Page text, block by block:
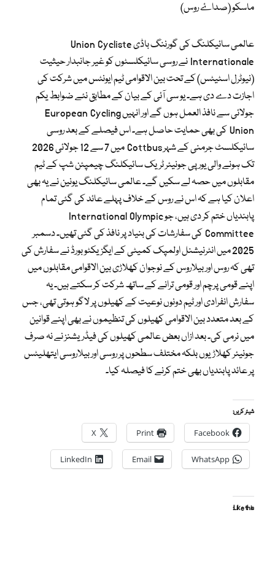
ماسکو (صداۓ روس)
عالمی سائیکلنگ کی گورننگ باڈی Union Cycliste
Internationale نے روسی سائیکلسٹوں کو غیر جانبدار حیثیت
(نیوٹرل اسٹیٹس) کے تحت بین الاقوامی ٹیم ایونٹس میں شرکت کی
اجازت دے دی ہے۔ یو سی آئی کے بیان کے مطابق نئے ضوابط یکم
جولائی سے نافذ العمل ہوں گے اور انہیں European Cycling
Union کی بھی حمایت حاصل ہے۔ اس فیصلے کے بعد روسی
سائیکلسٹ جرمنی کے شہر Cottbus میں 7 سے 12 جولائی 2026
تک ہونے والی یورپی جونیئر ٹریک سائیکلنگ چیمپئن شپ کے ٹیم
مقابلوں میں حصہ لے سکیں گے۔ عالمی سائیکلنگ یونین نے یہ بھی
اعلان کیا ہے کہ اس نے روس کے خلاف پہلے عائد کی گئی تمام
پابندیاں ختم کر دی ہیں، جو International Olympic
Committee کی سفارشات کی بنیاد پر نافذ کی گئی تھیں۔ دسمبر
2025 میں انٹرنیشنل اولمپک کمیٹی کے ایگزیکٹو بورڈ نے سفارش کی
تھی کہ روس اور بیلاروس کے نوجوان کھلاڑی بین الاقوامی مقابلوں میں
اپنے قومی پرچم اور قومی ترانے کے ساتھ شرکت کر سکتے ہیں۔ یہ
سفارش انفرادی اور ٹیم دونوں نوعیت کے کھیلوں پر لاگو ہوتی تھی، جس
کے بعد متعدد بین الاقوامی کھیلوں کی تنظیموں نے بھی اپنے قوانین
میں نرمی کی۔ بعد ازاں بعض عالمی کھیلوں کی فیڈریشنز نے نہ صرف
جونیئر کھلاڑیوں بلکہ مختلف سطحوں پر روسی اور بیلاروسی ایتھلیٹس
پر عائد پابندیاں بھی ختم کرنے کا فیصلہ کیا۔
شیئر کریں:
Facebook
Print
X
WhatsApp
Email
LinkedIn
Like this: